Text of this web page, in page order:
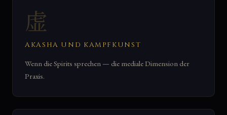
虚
AKASHA UND KAMPFKUNST
Wenn die Spirits sprechen — die mediale Dimension der
Praxis.